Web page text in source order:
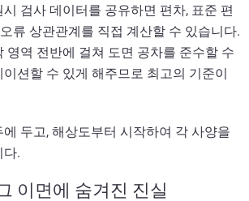
검사 데이터를 공유하면 편차, 표준 편
류 상관관계를 직접 계산할 수 있습니다.
영역 전반에 걸쳐 도면 공차를 준수할 수
션할 수 있게 해주므로 최고의 기준이
두고, 해상도부터 시작하여 각 사양을
다.
이면에 숨겨진 진실